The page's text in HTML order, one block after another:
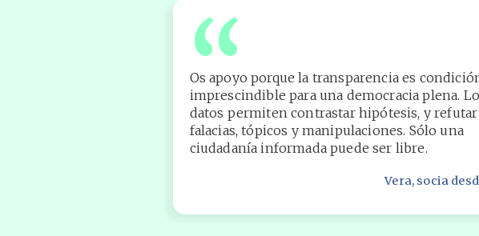
“
Os apoyo porque la transparencia es
imprescindible para una democracia plena.
datos permiten contrastar hipótesis, y refutar
falacias, tópicos y manipulaciones. Sólo una
ciudadanía informada puede ser libre.
Vera, socia